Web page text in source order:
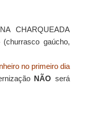
CHARQUEADA
gaúcho,
no primeiro dia
NÃO será